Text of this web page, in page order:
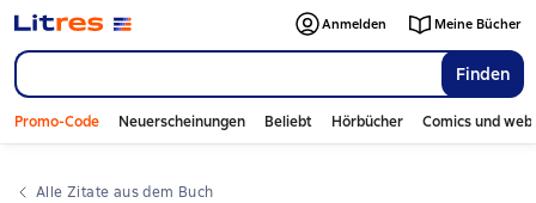
Finden
Anmelden Meine Bücher
Promo-Code Neuerscheinungen Beliebt Hörbücher Comics und
Alle Zitate aus dem Buch